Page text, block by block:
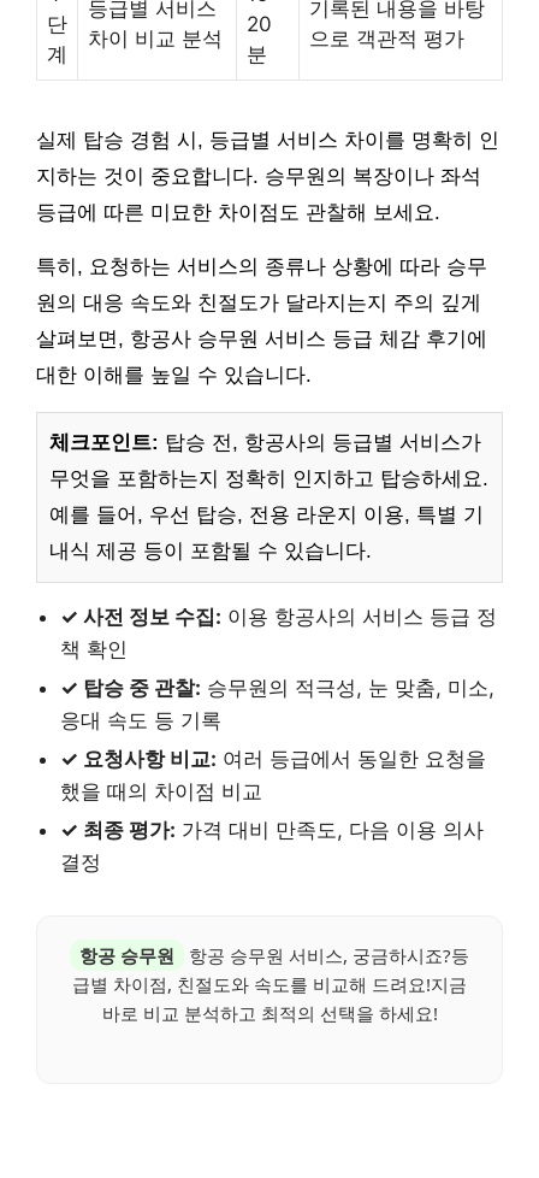
단
계
등급별 서비스
차이 비교 분석
20
분
기록된 내용을 바탕
으로 객관적 평가
실제 탑승 경험 시, 등급별 서비스 차이를 명확히 인
지하는 것이 중요합니다. 승무원의 복장이나 좌석
등급에 따른 미묘한 차이점도 관찰해 보세요.
특히, 요청하는 서비스의 종류나 상황에 따라 승무
원의 대응 속도와 친절도가 달라지는지 주의 깊게
살펴보면, 항공사 승무원 서비스 등급 체감 후기에
대한 이해를 높일 수 있습니다.
체크포인트: 탑승 전, 항공사의 등급별 서비스가
무엇을 포함하는지 정확히 인지하고 탑승하세요.
예를 들어, 우선 탑승, 전용 라운지 이용, 특별 기
내식 제공 등이 포함될 수 있습니다.
✓ 사전 정보 수집: 이용 항공사의 서비스 등급 정
책 확인
✓ 탑승 중 관찰: 승무원의 적극성, 눈 맞춤, 미소,
응대 속도 등 기록
✓ 요청사항 비교: 여러 등급에서 동일한 요청을
했을 때의 차이점 비교
✓ 최종 평가: 가격 대비 만족도, 다음 이용 의사
결정
항공 승무원
항공 승무원 서비스, 궁금하시죠?등
급별 차이점, 친절도와 속도를 비교해 드려요!지금
바로 비교 분석하고 최적의 선택을 하세요!